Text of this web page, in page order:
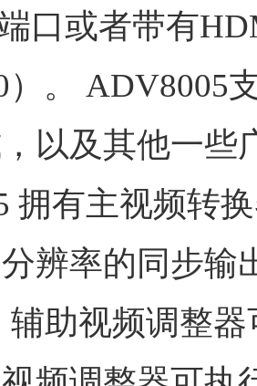
口或者带有
。 ADV8005
以及其他一些
拥有主视频转
辨率的同步输
辅助视频调整